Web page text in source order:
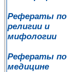
Рефераты по
религии и
мифологии
Рефераты по
медицине